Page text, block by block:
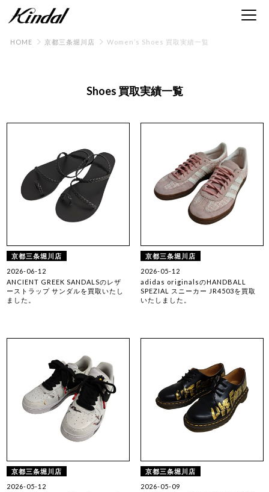
HOME 京都三条堀川店 Women’s Shoes 買取実績一覧
Shoes 買取実績一覧
京都三条堀川店
2026-06-12
ANCIENT GREEK SANDALSのレザ
ーストラップ サンダルを買取いたし
ました。
京都三条堀川店
2026-05-12
adidas originalsのHANDBALL
SPEZIAL スニーカー JR4503を買取
いたしました。
京都三条堀川店
2026-05-12
京都三条堀川店
2026-05-09